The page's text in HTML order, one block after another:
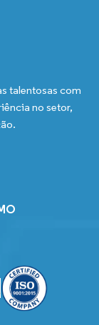
talentosas com
no setor,